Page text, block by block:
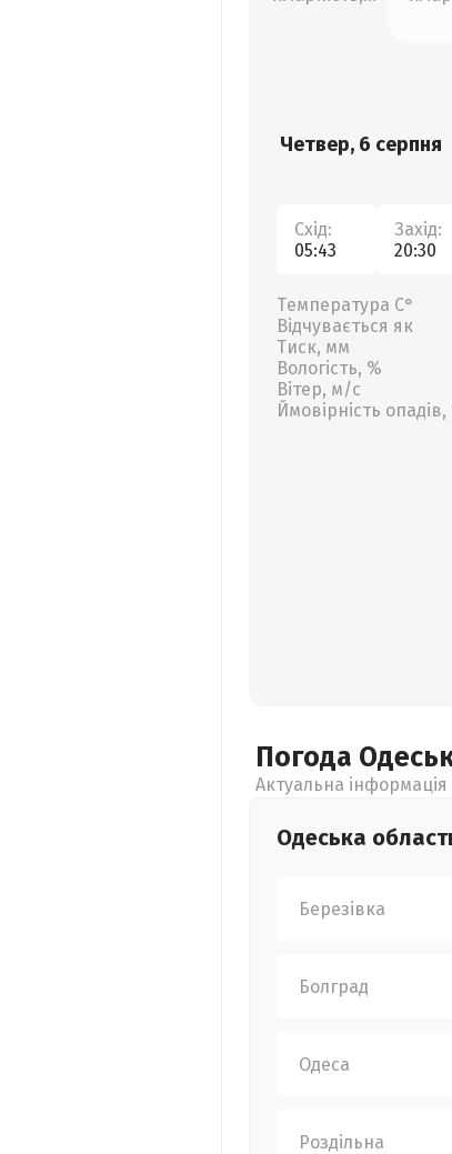
Четвер, 6 серпня
Схід:
05:43
Захід:
20:30
Температура С°
Відчувається як
Тиск, мм
Вологість, %
Вітер, м/с
Ймовірність опадів,
Погода
Актуальна
Одеська
Березівка
Болград
Одеса
Роздільна